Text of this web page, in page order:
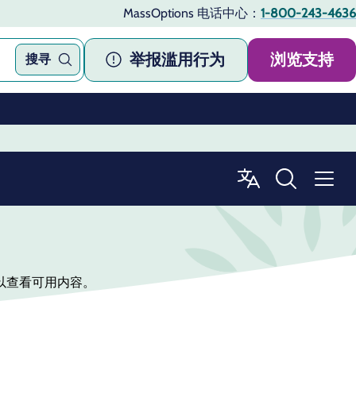
MassOptions 电话中心： 1-800-243-4636
搜寻 举报滥用行为 浏览支持
看可用内容。